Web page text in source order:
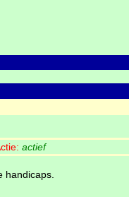
actief
handicaps.